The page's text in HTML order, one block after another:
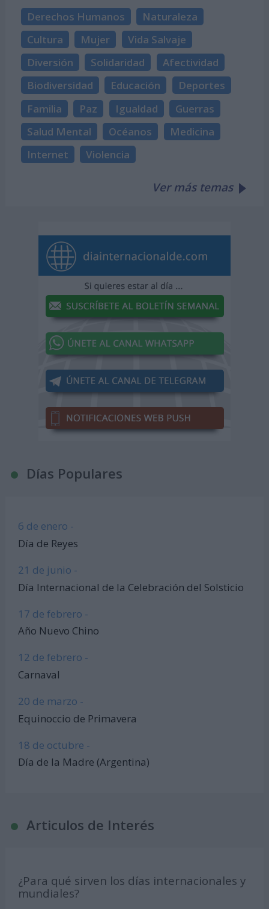
Derechos Humanos
Naturaleza
Cultura
Mujer
Vida Salvaje
Diversión
Solidaridad
Afectividad
Biodiversidad
Educación
Deportes
Familia
Paz Igualdad
Guerras
Salud Mental
Océanos
Medicina
Internet
Violencia
Ver más temas
Días Populares
6 de enero -
Día de Reyes
21 de junio -
Día Internacional de la Celebración del Solsticio
17 de febrero -
Año Nuevo Chino
12 de febrero -
Carnaval
20 de marzo -
Equinoccio de Primavera
18 de octubre -
Día de la Madre (Argentina)
Articulos de Interés
¿Para qué sirven los días internacionales y
mundiales?